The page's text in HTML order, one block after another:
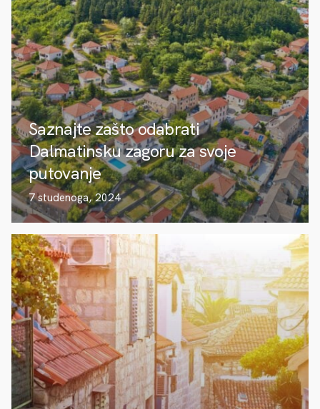
Saznajte zašto odabrati
Dalmatinsku zagoru za svoje
putovanje
7 studenoga, 2024